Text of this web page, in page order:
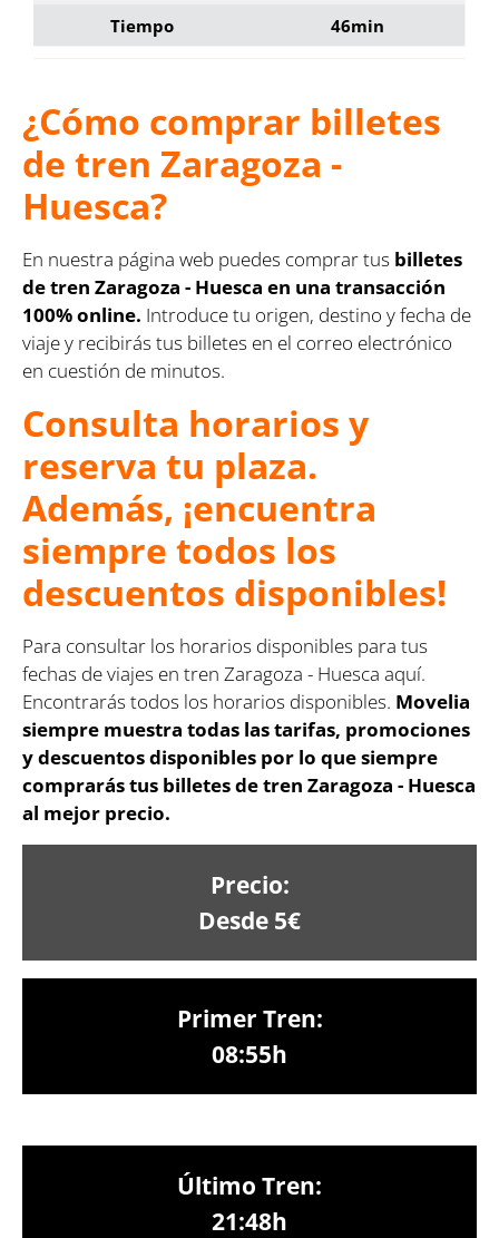
Tiempo
46min
¿Cómo comprar billetes
de tren Zaragoza -
Huesca?
En nuestra página web puedes comprar tus billetes
de tren Zaragoza - Huesca en una transacción
100% online. Introduce tu origen, destino y fecha de
viaje y recibirás tus billetes en el correo electrónico
en cuestión de minutos.
Consulta horarios y
reserva tu plaza.
Además, ¡encuentra
siempre todos los
descuentos disponibles!
Para consultar los horarios disponibles para tus
fechas de viajes en tren Zaragoza - Huesca aquí.
Encontrarás todos los horarios disponibles. Movelia
siempre muestra todas las tarifas, promociones
y descuentos disponibles por lo que siempre
comprarás tus billetes de tren Zaragoza - Huesca
al mejor precio.
Precio:
Desde 5€
Primer Tren:
08:55h
Último Tren:
21:48h